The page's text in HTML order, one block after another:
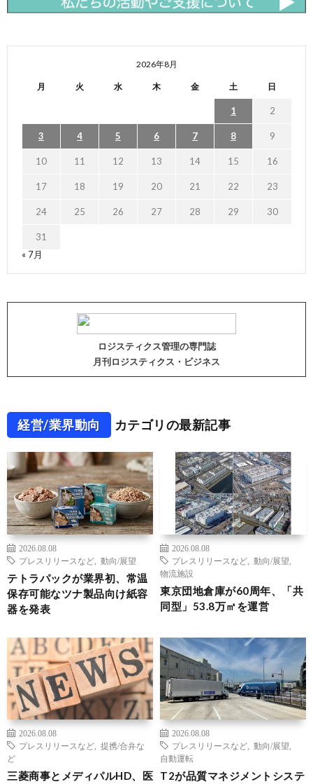
2026年8月
月 火 水 木 金 土 日
1 2
3 4 5 6 7 8 9
10 11 12 13 14 15 16
17 18 19 20 21 22 23
24 25 26 27 28 29 30
31
« 7月
ロジスティクス管理の専門誌
月刊ロジスティクス・ビジネス
経営/業界動向 カテゴリの最新記事
2026.08.08
プレスリリースなど
動向/展望
テトラパックが業界初、常温
保存可能なツナ製品向け紙容
器を発表
2026.08.08
プレスリリースなど
動向/展望
物流施設
東京団地倉庫が60周年、「共
同型」53.8万㎡を運営
2026.08.08
プレスリリースなど
提携/合弁な
ど
三菱商事とメディパルHD、医
2026.08.08
プレスリリースなど
動向/展望
自動運転
T2が品質マネジメントシステ